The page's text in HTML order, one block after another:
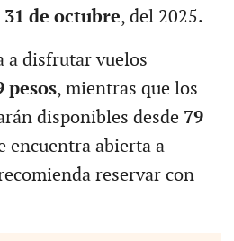
31 de octubre, del 2025.
a disfrutar vuelos
pesos, mientras que los
disponibles desde 79
encuentra abierta a
reservar con